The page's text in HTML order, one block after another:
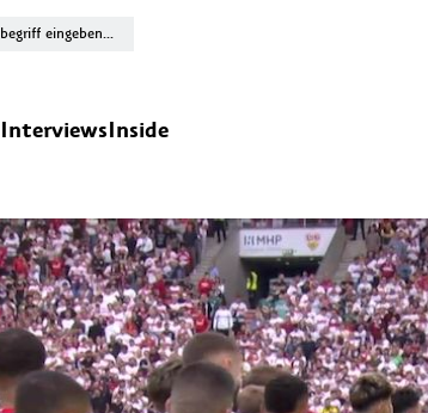
InterviewsInside